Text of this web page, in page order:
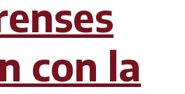
con la